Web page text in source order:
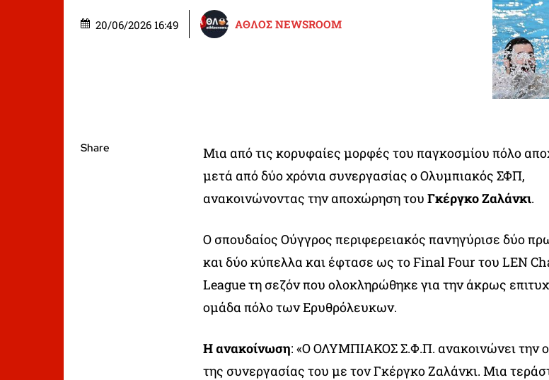
20/06/2026 16:49 ΑΘΛΟΣ NEWSROOM
Share
Μια από τις κορυφαίες μορφές του παγκοσμίου πόλο
μετά από δύο χρόνια συνεργασίας ο Ολυμπιακός ΣΦΠ,
ανακοινώνοντας την αποχώρηση τουΓκέργκο Ζαλάνκι.
Ο σπουδαίος Ούγγρος περιφερειακός πανηγύρισε δύο
και δύο κύπελλα και έφτασε ως το Final Four του LEN
League τη σεζόν που ολοκληρώθηκε για την άκρως
ομάδα πόλο των Ερυθρόλευκων.
Η ανακοίνωση: «Ο ΟΛΥΜΠΙΑΚΟΣ Σ.Φ.Π. ανακοινώνει την
της συνεργασίας του με τον Γκέργκο Ζαλάνκι. Μια